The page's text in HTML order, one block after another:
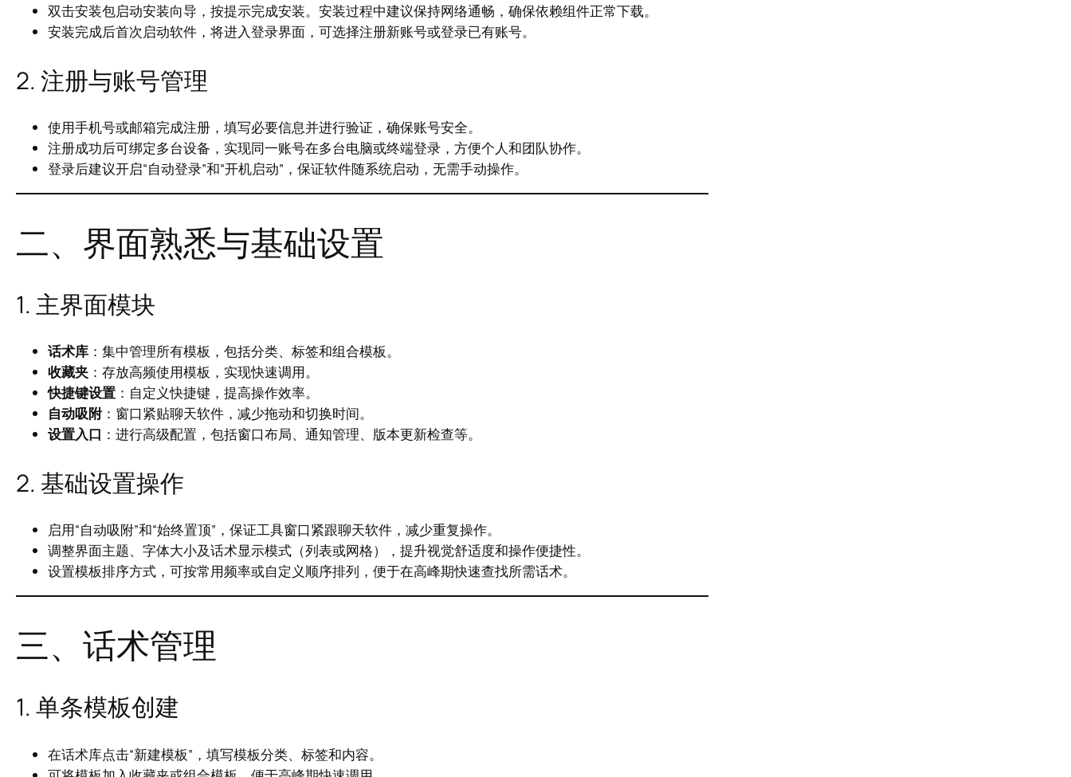
双击安装包启动安装向导，按提示完成安装。安装过程中建议保持网络通畅，确保依赖组件正常下载。
安装完成后首次启动软件，将进入登录界面，可选择注册新账号或登录已有账号。
2. 注册与账号管理
使用手机号或邮箱完成注册，填写必要信息并进行验证，确保账号安全。
注册成功后可绑定多台设备，实现同一账号在多台电脑或终端登录，方便个人和团队协作。
登录后建议开启“自动登录”和“开机启动”，保证软件随系统启动，无需手动操作。
二、界面熟悉与基础设置
1. 主界面模块
话术库 ：集中管理所有模板，包括分类、标签和组合模板。
收藏夹 ：存放高频使用模板，实现快速调用。
快捷键设置 ：自定义快捷键，提高操作效率。
自动吸附：窗口紧贴聊天软件，减少拖动和切换时间。
设置入口 ：进行高级配置，包括窗口布局、通知管理、版本更新检查等。
2. 基础设置操作
启用“自动吸附”和“始终置顶”，保证工具窗口紧跟聊天软件，减少重复操作。
调整界面主题、字体大小及话术显示模式（列表或网格），提升视觉舒适度和操作便捷性。
设置模板排序方式，可按常用频率或自定义顺序排列，便于在高峰期快速查找所需话术。
三、话术管理
1. 单条模板创建
在话术库点击“新建模板”，填写模板分类、标签和内容。